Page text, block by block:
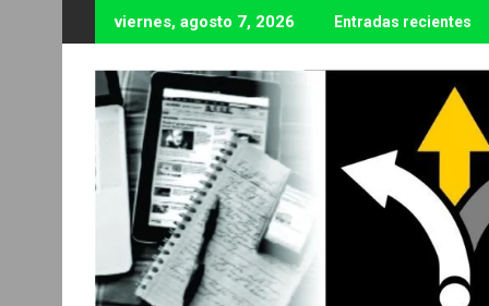
al
contenido
viernes, agosto 7, 2026 Entradas recientes